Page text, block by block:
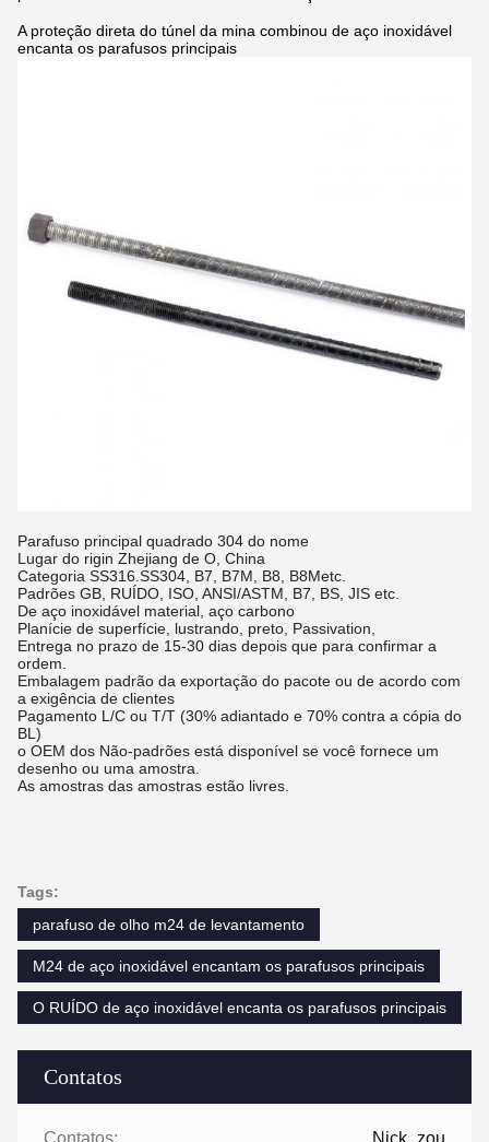
Contatos
Contatos: Nick_zou
A proteção direta do túnel da mina combinou de aço inoxidável
encanta os parafusos principais
Parafuso principal quadrado 304 do nome
Lugar do rigin Zhejiang de O, China
Categoria SS316.SS304, B7, B7M, B8, B8Metc.
Padrões GB, RUÍDO, ISO, ANSI/ASTM, B7, BS, JIS etc.
De aço inoxidável material, aço carbono
Planície de superfície, lustrando, preto, Passivation,
Entrega no prazo de 15-30 dias depois que para confirmar a
ordem.
Embalagem padrão da exportação do pacote ou de acordo com
a exigência de clientes
Pagamento L/C ou T/T (30% adiantado e 70% contra a cópia do
BL)
o OEM dos Não-padrões está disponível se você fornece um
desenho ou uma amostra.
As amostras das amostras estão livres.
Tags:
parafuso de olho m24 de levantamento
M24 de aço inoxidável encantam os parafusos principais
O RUÍDO de aço inoxidável encanta os parafusos principais